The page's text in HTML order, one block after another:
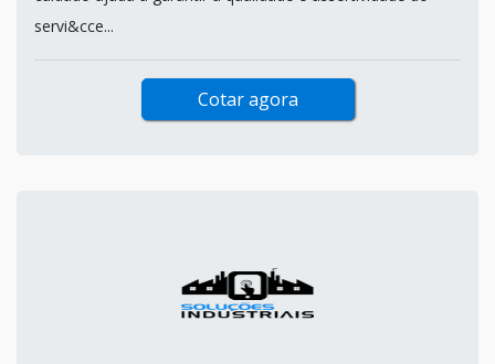
servi&cce...
Cotar agora